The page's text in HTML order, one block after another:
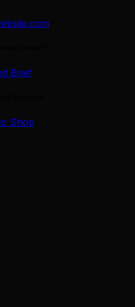
Brief
Shop